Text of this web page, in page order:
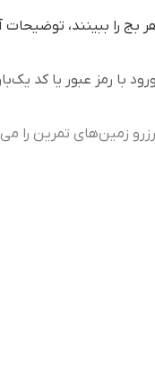
را ببینند، توضیحات
با رمز عبور یا کد
زمین‌های تمرین را